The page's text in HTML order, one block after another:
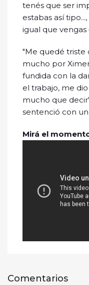
tenés que ser
estabas así
igual que vengas
"Me quedé triste
mucho por
fundida con la
el trabajo, me
mucho que
sentenció con un
Mirá el
Comentarios